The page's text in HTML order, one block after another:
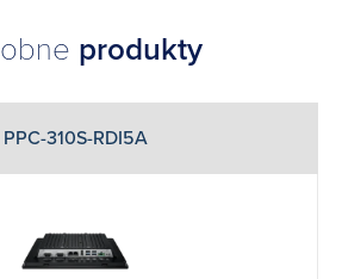
produkty
PPC-310S-RDI5A